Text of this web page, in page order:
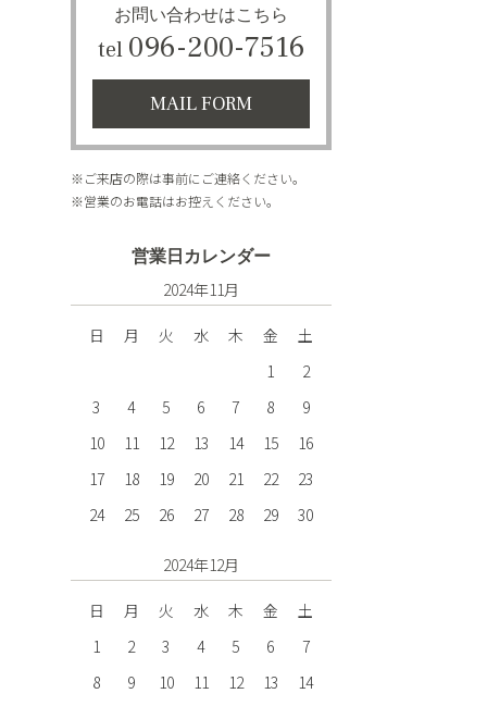
お問い合わせはこちら
tel 096-200-7516
MAIL FORM
※ご来店の際は事前にご連絡ください。
※営業のお電話はお控えください。
営業日カレンダー
2024年11月
日 月 火 水 木 金
土
1
2
3
4 5 6 7 8
9
10
11 12 13 14 15
16
17
18 19 20 21 22
23
24
25 26 27 28 29 30
2024年12月
日 月 火 水 木 金
土
1
2 3 4 5 6
7
8
9 10 11 12 13
14